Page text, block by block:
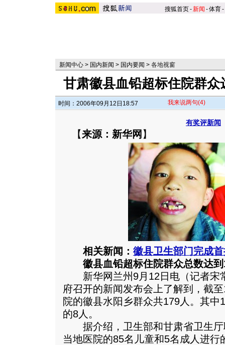
搜狐首页-新闻 -体育-
新闻中心 > 国内新闻 > 国内要闻 > 各地视窗
甘肃徽县血铅超标住院群众
时间：2006年09月12日18:57 我来说两句(4)
有奖评新闻
【来源：新华网 】
相关新闻： 徽县卫生部门完成
徽县血铅超标住院群众总数达
新华网兰州9月12日电（记者宋
府召开的新闻发布会上了解到，截
院的徽县水阳乡群众共179人。其中
的8人。
据介绍，卫生部和甘肃省卫生厅
当地医院的85名儿童和5名成人进